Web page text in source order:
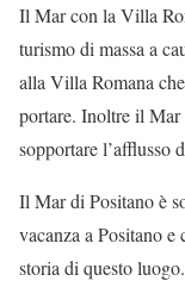
Il Mar con la Villa
turismo di massa a
alla Villa Romana
portare. Inoltre il Mar
sopportare l’afflusso
Il Mar di Positano è
vacanza a Positano
storia di questo